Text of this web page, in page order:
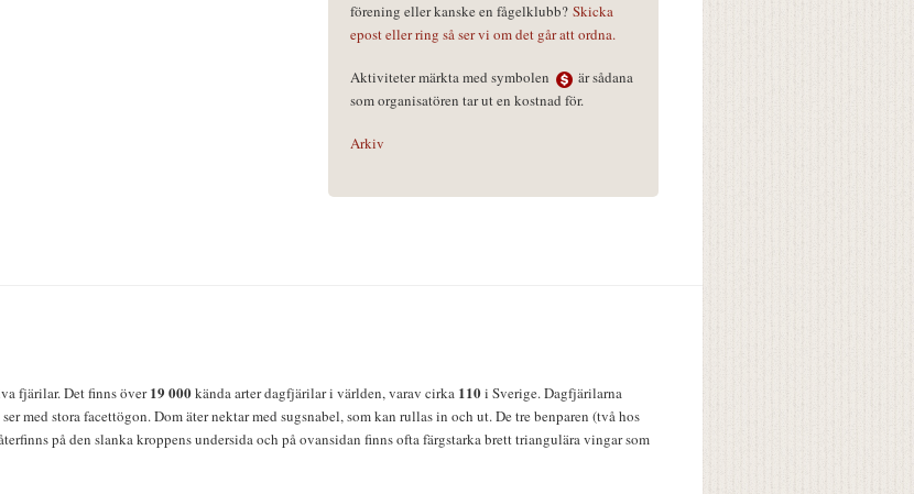
förening eller kanske en fågelklubb? Skicka
epost eller ring så ser vi om det går att ordna.
Aktiviteter märkta med symbolen
är sådana
som organisatören tar ut en kostnad för.
Arkiv
fjärilar. Det finns över19 000kända arter dagfjärilar i världen, varav cirka 110i Sverige. Dagfjärilarna
med stora facettögon. Dom äter nektar med sugsnabel, som kan rullas in och ut. De tre benparen (två hos
på den slanka kroppens undersida och på ovansidan finns ofta färgstarka brett triangulära vingar som